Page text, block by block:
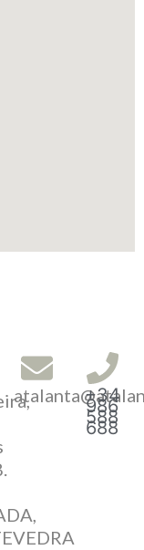
+34
986
588
688